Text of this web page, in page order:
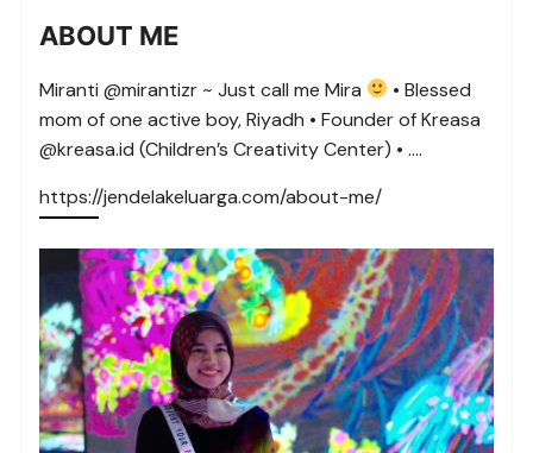
ABOUT ME
Miranti @mirantizr ~ Just call me Mira
• Blessed
mom of one active boy, Riyadh • Founder of Kreasa
@kreasa.id (Children’s Creativity Center) • ….
https://jendelakeluarga.com/about-me/